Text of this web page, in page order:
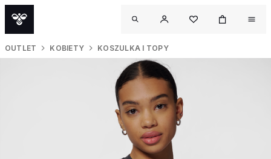
OUTLET KOBIETY KOSZULKA I TOPY